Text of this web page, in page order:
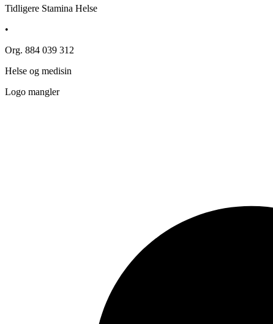
Tidligere Stamina Helse
•
Org. 884 039 312
Helse og medisin
Logo mangler